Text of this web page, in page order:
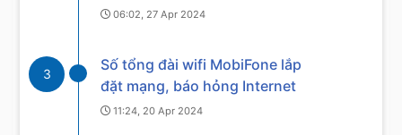
06:02, 27 Apr 2024
3
Số tổng đài wifi MobiFone lắp
đặt mạng, báo hỏng Internet
11:24, 20 Apr 2024